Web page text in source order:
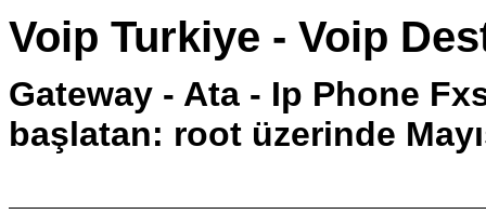
Voip Turkiye - Voip
Gateway - Ata - Ip Phone
başlatan: root üzerinde